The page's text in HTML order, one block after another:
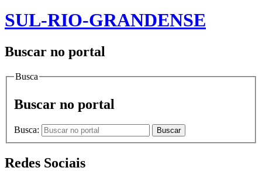
SUL-RIO-GRANDENSE
Buscar no portal
Busca
Buscar no portal
Busca: Buscar
Redes Sociais